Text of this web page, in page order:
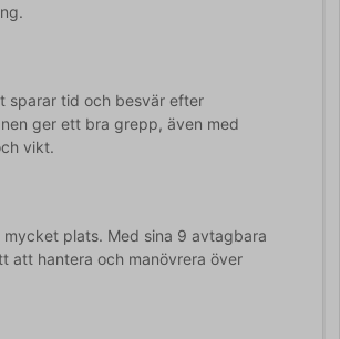
sparar tid och besvär efter
ger ett bra grepp, även med
vikt.
plats. Med sina 9 avtagbara
att hantera och manövrera över